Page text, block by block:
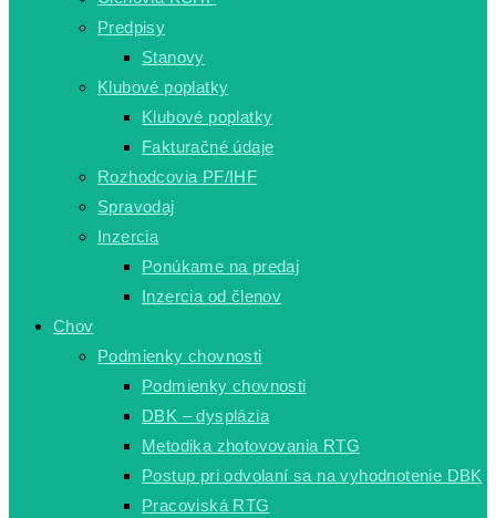
Predpisy
Stanovy
Klubové poplatky
Klubové poplatky
Fakturačné údaje
Rozhodcovia PF/IHF
Spravodaj
Inzercia
Ponúkame na predaj
Inzercia od členov
Chov
Podmienky chovnosti
Podmienky chovnosti
DBK – dysplázia
Metodika zhotovovania RTG
Postup pri odvolaní sa na vyhodnotenie DBK
Pracoviská RTG